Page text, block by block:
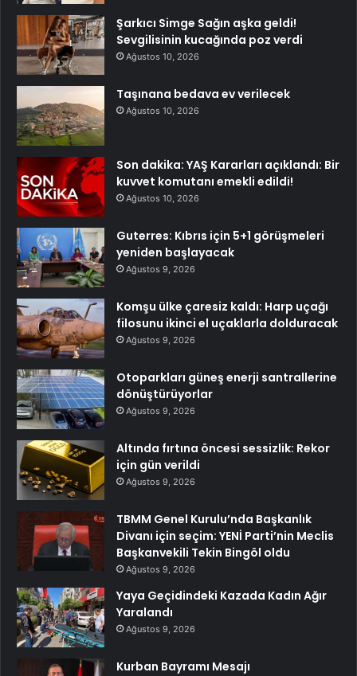
Şarkıcı Simge Sağın aşka geldi!
Sevgilisinin kucağında poz verdi
Ağustos 10, 2026
Taşınana bedava ev verilecek
Ağustos 10, 2026
Son dakika: YAŞ Kararları açıklandı: Bir
kuvvet komutanı emekli edildi!
Ağustos 10, 2026
Guterres: Kıbrıs için 5+1 görüşmeleri
yeniden başlayacak
Ağustos 9, 2026
Komşu ülke çaresiz kaldı: Harp uçağı
filosunu ikinci el uçaklarla dolduracak
Ağustos 9, 2026
Otoparkları güneş enerji santrallerine
dönüştürüyorlar
Ağustos 9, 2026
Altında fırtına öncesi sessizlik: Rekor
için gün verildi
Ağustos 9, 2026
TBMM Genel Kurulu’nda Başkanlık
Divanı için seçim: YENİ Parti’nin Meclis
Başkanvekili Tekin Bingöl oldu
Ağustos 9, 2026
Yaya Geçidindeki Kazada Kadın Ağır
Yaralandı
Ağustos 9, 2026
Kurban Bayramı Mesajı